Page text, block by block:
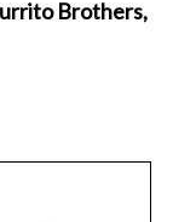
Brothers,